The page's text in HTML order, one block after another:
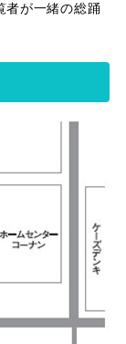
者が一緒の総踊